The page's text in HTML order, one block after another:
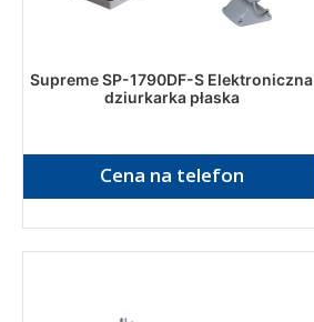
Supreme SP-1790DF-S Elektroniczna
dziurkarka płaska
Cena na telefon